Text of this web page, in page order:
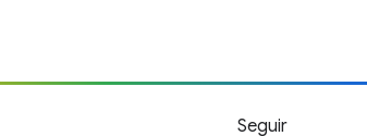
Seguir